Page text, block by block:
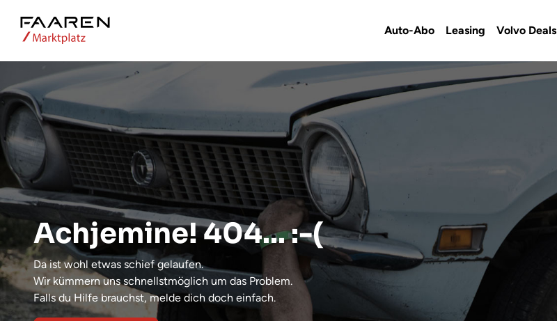
Auto-Abo Leasing Volvo Deals
Achjemine! 404... :-(
Da ist wohl etwas schief gelaufen.
Wir kümmern uns schnellstmöglich um das Problem.
Falls du Hilfe brauchst, melde dich doch einfach.